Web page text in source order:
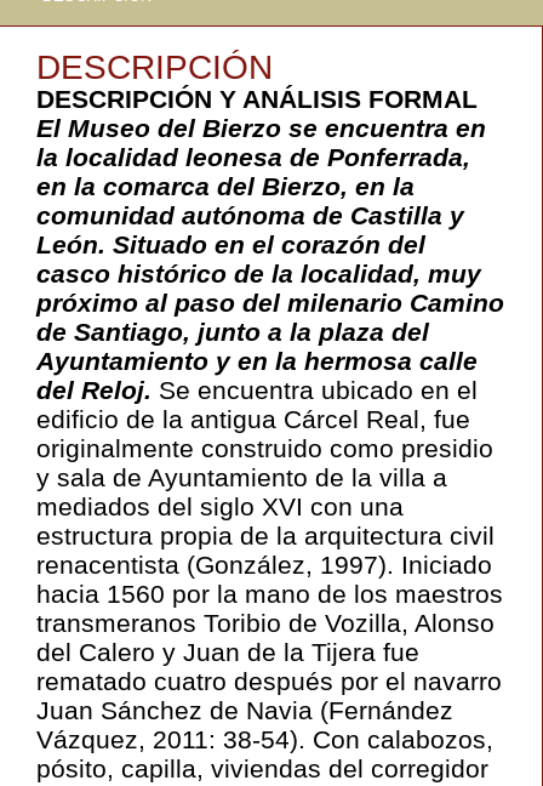
DESCRIPCIÓN
DESCRIPCIÓN Y ANÁLISIS FORMAL
El Museo del Bierzo se encuentra en
la localidad leonesa de Ponferrada,
en la comarca del Bierzo, en la
comunidad autónoma de Castilla y
León. Situado en el corazón del
casco histórico de la localidad, muy
próximo al paso del milenario Camino
de Santiago, junto a la plaza del
Ayuntamiento y en la hermosa calle
del Reloj. Se encuentra ubicado en el
edificio de la antigua Cárcel Real, fue
originalmente construido como presidio
y sala de Ayuntamiento de la villa a
mediados del siglo XVI con una
estructura propia de la arquitectura civil
renacentista (González, 1997). Iniciado
hacia 1560 por la mano de los maestros
transmeranos Toribio de Vozilla, Alonso
del Calero y Juan de la Tijera fue
rematado cuatro después por el navarro
Juan Sánchez de Navia (Fernández
Vázquez, 2011: 38-54). Con calabozos,
pósito, capilla, viviendas del corregidor